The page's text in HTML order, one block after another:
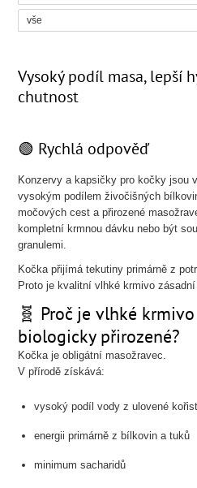
vše
Vysoký podíl masa, lepší
chutnost
🟢 Rychlá odpověď
Konzervy a kapsičky pro kočky jsou
vysokým podílem živočišných
močových cest a přirozené
kompletní krmnou dávku nebo být
granulemi.
Kočka přijímá tekutiny primárně z
Proto je kvalitní vlhké krmivo
🧬 Proč je vlhké
biologicky přirozené?
Kočka je obligátní masožravec.
V přírodě získává:
vysoký podíl vody z ulovené
energii primárně z bílkovin a tuků
minimum sacharidů